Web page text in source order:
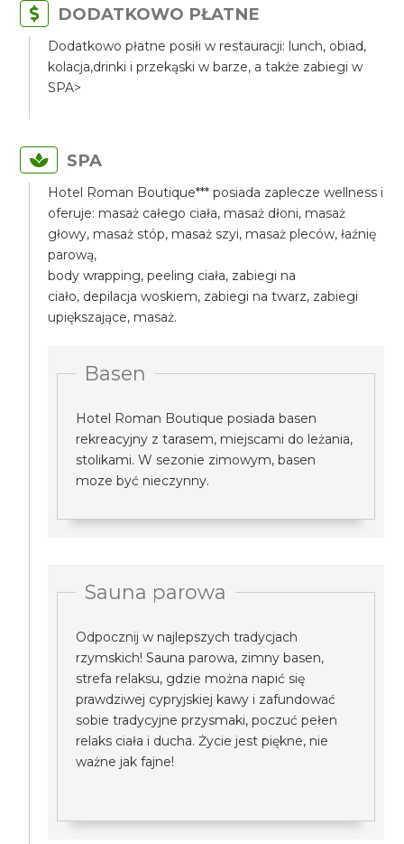
DODATKOWO PŁATNE
Dodatkowo płatne posiłi w restauracji: lunch, obiad,
kolacja,drinki i przekąski w barze, a także zabiegi w
SPA>
SPA
Hotel Roman Boutique*** posiada zaplecze wellness i
oferuje: masaż całego ciała, masaż dłoni, masaż
głowy, masaż stóp, masaż szyi, masaż pleców, łaźnię
parową,
body wrapping, peeling ciała, zabiegi na
ciało, depilacja woskiem, zabiegi na twarz, zabiegi
upiększające, masaż.
Basen
Hotel Roman Boutique posiada basen
rekreacyjny z tarasem, miejscami do leżania,
stolikami. W sezonie zimowym, basen
moze być nieczynny.
Sauna parowa
Odpocznij w najlepszych tradycjach
rzymskich! Sauna parowa, zimny basen,
strefa relaksu, gdzie można napić się
prawdziwej cypryjskiej kawy i zafundować
sobie tradycyjne przysmaki, poczuć pełen
relaks ciała i ducha. Życie jest piękne, nie
ważne jak fajne!